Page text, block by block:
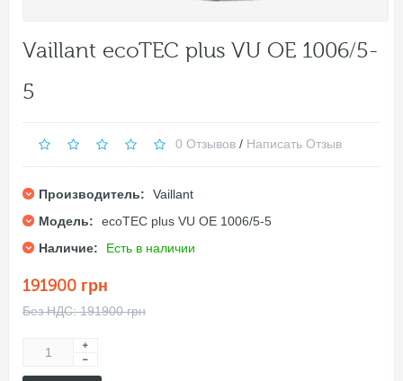
Vaillant ecoTEC plus VU OE 1006/5-
5
0 Отзывов / Написать Отзыв
Производитель:
Vaillant
Модель:
ecoTEC plus VU OE 1006/5-5
Наличие:
Есть в наличии
191900 грн
Без НДС: 191900 грн